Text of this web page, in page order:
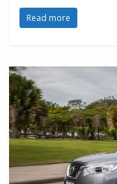
Read more